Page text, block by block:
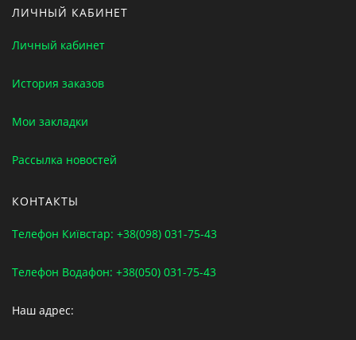
ЛИЧНЫЙ КАБИНЕТ
Личный кабинет
История заказов
Мои закладки
Рассылка новостей
КОНТАКТЫ
Телефон Київстар: +38(098) 031-75-43
Телефон Водафон: +38(050) 031-75-43
Наш адрес: